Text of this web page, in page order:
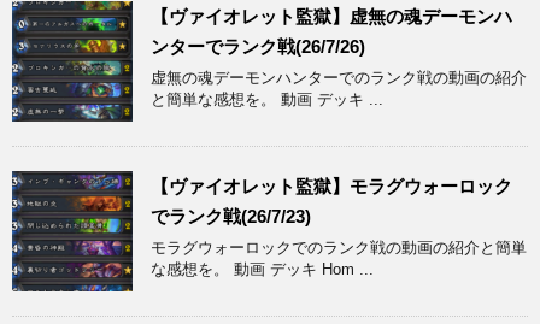
【ヴァイオレット監獄】虚無の魂デーモンハ
ンターでランク戦(26/7/26)
虚無の魂デーモンハンターでのランク戦の動画の紹介
と簡単な感想を。 動画 デッキ ...
【ヴァイオレット監獄】モラグウォーロック
でランク戦(26/7/23)
モラグウォーロックでのランク戦の動画の紹介と簡単
な感想を。 動画 デッキ Hom ...